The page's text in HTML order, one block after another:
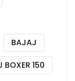
BAJAJ
BOXER 150